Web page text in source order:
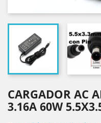
CARGADOR AC
3.16A 60W